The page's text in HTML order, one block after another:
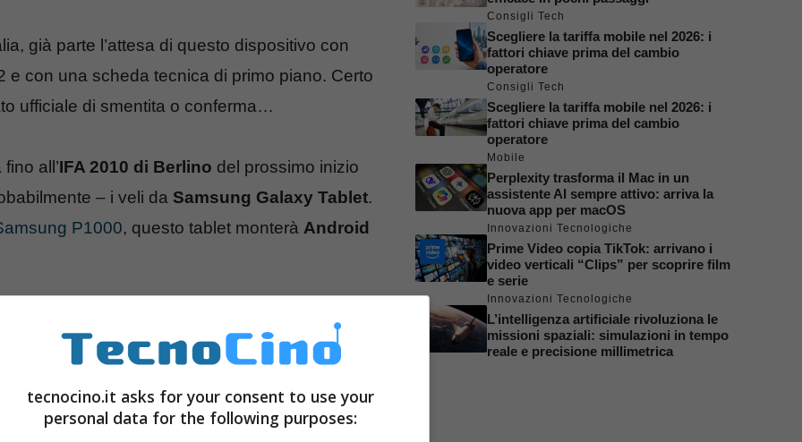
già parte l’attesa di questo dispositivo con
e con una scheda tecnica di primo piano. Certo
ufficiale di smentita o conferma…
all’IFA 2010 di Berlino del prossimo inizio
– i veli da Samsung Galaxy Tablet.
P1000, questo tablet monterà Android
prevede uno schermo multitouch da 7 pollici,
derivato direttamente dal cugino smartphone
pixel), Wifi, GPS, Bluetooth,
Consigli Tech
Scegliere la tariffa mobile nel 2026: i
fattori chiave prima del cambio
operatore
Consigli Tech
Scegliere la tariffa mobile nel 2026: i
fattori chiave prima del cambio
operatore
Mobile
Perplexity trasforma il Mac in un
assistente AI sempre attivo: arriva la
nuova app per macOS
Innovazioni Tecnologiche
Prime Video copia TikTok: arrivano i
video verticali “Clips” per scoprire film
e serie
Innovazioni Tecnologiche
L’intelligenza artificiale rivoluziona le
missioni spaziali: simulazioni in tempo
reale e precisione millimetrica
tecnocino.it asks for your consent to use your
personal data for the following purposes: